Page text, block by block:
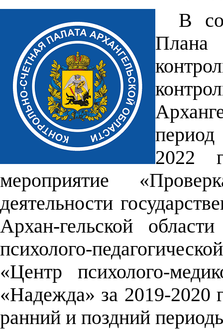
В
Плана
2022
мероприятие
деятельности
Архан-гельской
психолого-
«Центр психолого-
«Надежда» за 2019-2020
ранний и поздний